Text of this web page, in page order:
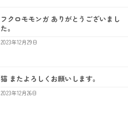
フクロモモンガ ありがとうございまし
た。
2023年12月29日
猫 またよろしくお願いします。
2023年12月26日